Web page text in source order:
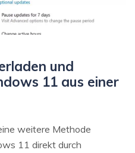
und
11 aus einer
weitere Methode
11 direkt durch